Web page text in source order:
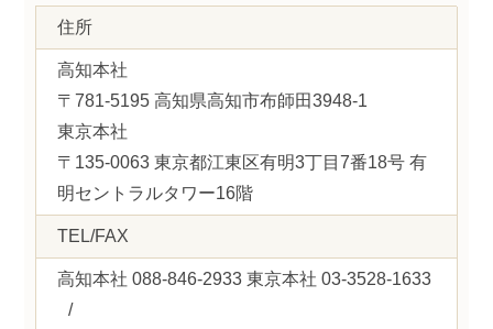
住所
高知本社
〒781-5195 高知県高知市布師田3948-1
東京本社
〒135-0063 東京都江東区有明3丁目7番18号 有
明セントラルタワー16階
TEL/FAX
高知本社 088-846-2933 東京本社 03-3528-1633
/